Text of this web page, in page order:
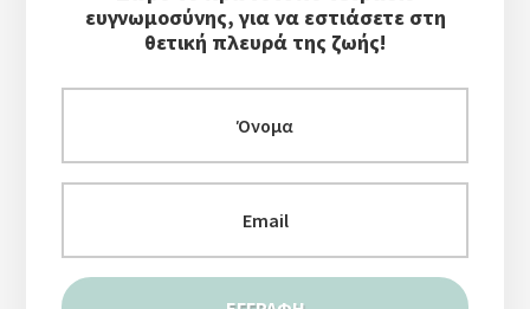
ευγνωμοσύνης, για να εστιάσετε στη
θετική πλευρά της ζωής!